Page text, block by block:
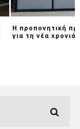
Η προπονητική
για τη νέα χρονιά